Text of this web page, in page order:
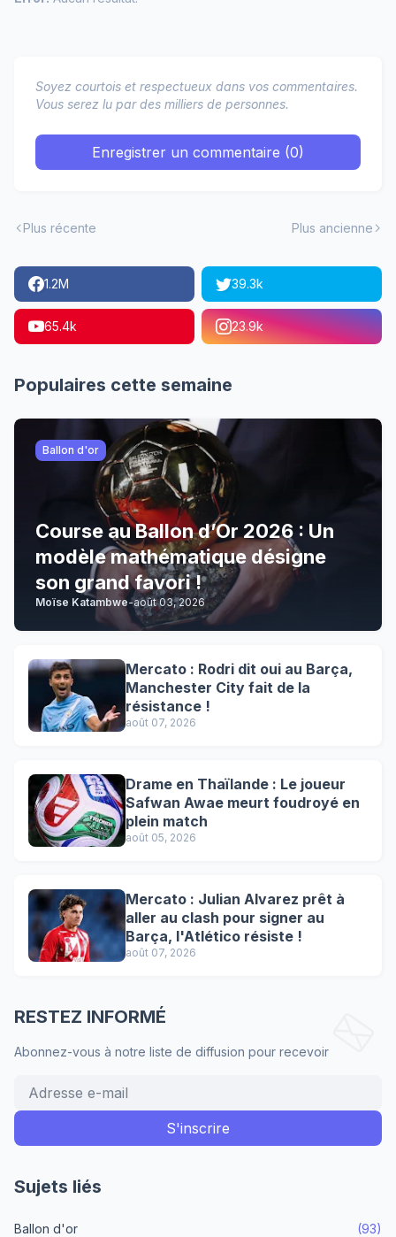
Soyez courtois et respectueux dans vos commentaires.
Vous serez lu par des milliers de personnes.
Enregistrer un commentaire (0)
Plus récente Plus ancienne
1.2M 39.3k
65.4k 23.9k
Populaires cette semaine
Ballon d'or
Course au Ballon d’Or 2026 : Un
modèle mathématique désigne
son grand favori !
Moïse Katambwe-août 03, 2026
Mercato : Rodri dit oui au Barça,
Manchester City fait de la
résistance !
août 07, 2026
Drame en Thaïlande : Le joueur
Safwan Awae meurt foudroyé en
plein match
août 05, 2026
Mercato : Julian Alvarez prêt à
aller au clash pour signer au
Barça, l'Atlético résiste !
août 07, 2026
RESTEZ INFORMÉ
Abonnez-vous à notre liste de diffusion pour recevoir
Sujets liés
Ballon d'or
(93)